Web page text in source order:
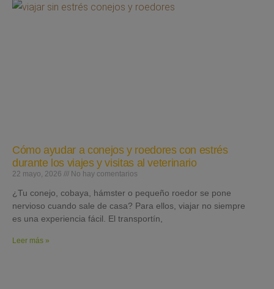
Cómo ayudar a conejos y roedores con estrés
durante los viajes y visitas al veterinario
22 mayo, 2026 No hay comentarios
¿Tu conejo, cobaya, hámster o pequeño roedor se pone
nervioso cuando sale de casa? Para ellos, viajar no siempre
es una experiencia fácil. El transportín,
Leer más »